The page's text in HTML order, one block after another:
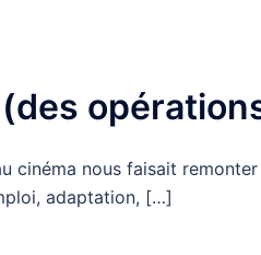
nous faisait remonter
adaptation, […]